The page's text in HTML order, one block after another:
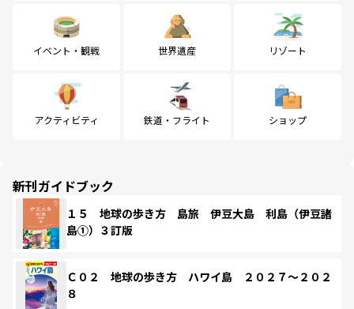
イベント・観戦 世界遺産 リゾート
アクティビティ 鉄道・フライト ショップ
新刊ガイドブック
１５ 地球の歩き方 島旅 伊豆大島 利島（伊豆諸
島①）３訂版
Ｃ０２ 地球の歩き方 ハワイ島 ２０２７～２０２
８